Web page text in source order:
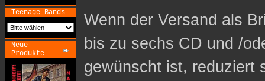
Teenage Bands
Neue
Produkte
Wenn der Versand als
bis zu sechs CD und /
gewünscht ist, reduziert